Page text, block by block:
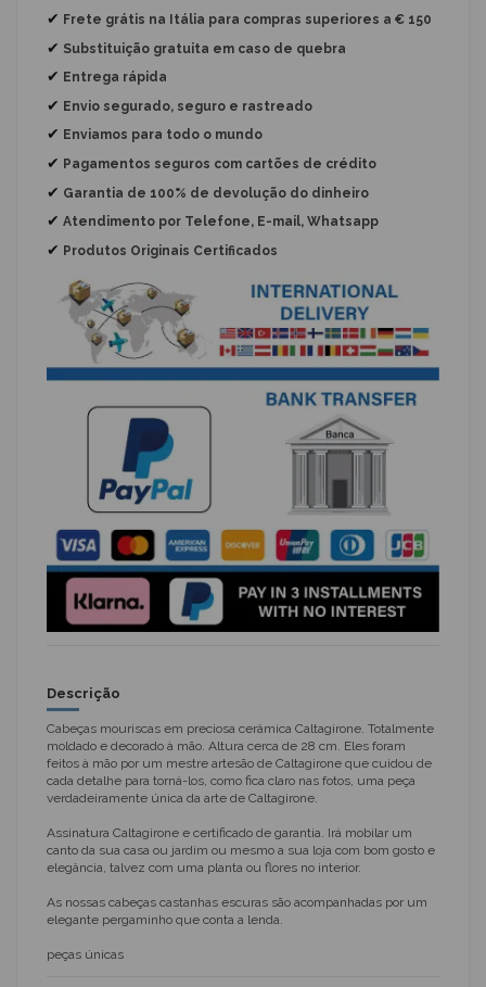
✔ Frete grátis na Itália para compras superiores a € 150
✔ Substituição gratuita em caso de quebra
✔ Entrega rápida
✔ Envio segurado, seguro e rastreado
✔ Enviamos para todo o mundo
✔ Pagamentos seguros com cartões de crédito
✔ Garantia de 100% de devolução do dinheiro
✔ Atendimento por Telefone, E-mail, Whatsapp
✔ Produtos Originais Certificados
Descrição
Cabeças mouriscas em preciosa cerâmica Caltagirone. Totalmente
moldado e decorado à mão. Altura cerca de 28 cm. Eles foram
feitos à mão por um mestre artesão de Caltagirone que cuidou de
cada detalhe para torná-los, como fica claro nas fotos, uma peça
verdadeiramente única da arte de Caltagirone.
Assinatura Caltagirone e certificado de garantia. Irá mobilar um
canto da sua casa ou jardim ou mesmo a sua loja com bom gosto e
elegância, talvez com uma planta ou flores no interior.
As nossas cabeças castanhas escuras são acompanhadas por um
elegante pergaminho que conta a lenda.
peças únicas